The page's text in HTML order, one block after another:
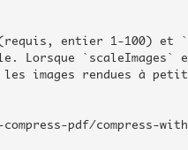
(requis, entier 1-100)
Lorsque
images rendues à
pdf/compress-